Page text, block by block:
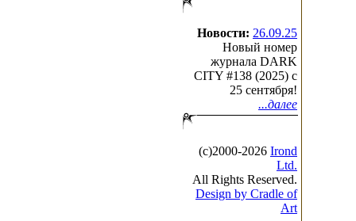
Новости: 26.09.25
Новый номер
журнала DARK
CITY #138 (2025) c
25 сентября!
...далее
(с)2000-2026 Irond
Ltd.
All Rights Reserved.
Design by Cradle of
Art